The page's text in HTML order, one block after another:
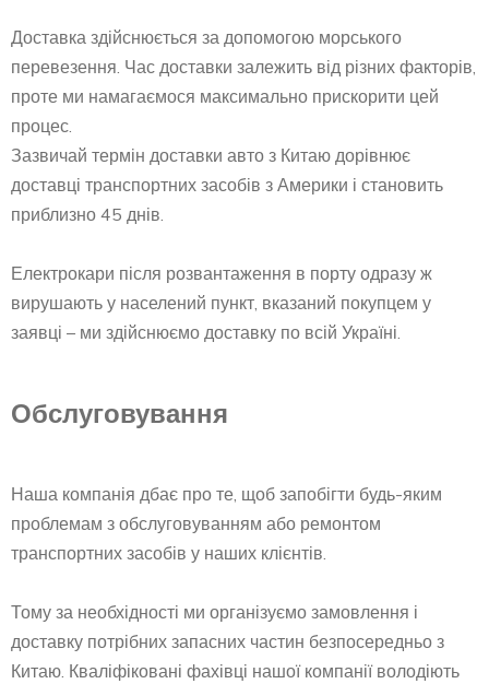
Доставка здійснюється за допомогою морського
перевезення. Час доставки залежить від різних факторів,
проте ми намагаємося максимально прискорити цей
процес.
Зазвичай термін доставки авто з Китаю дорівнює
доставці транспортних засобів з Америки і становить
приблизно 45 днів.
Електрокари після розвантаження в порту одразу ж
вирушають у населений пункт, вказаний покупцем у
заявці – ми здійснюємо доставку по всій Україні.
Обслуговування
Наша компанія дбає про те, щоб запобігти будь-яким
проблемам з обслуговуванням або ремонтом
транспортних засобів у наших клієнтів.
Тому за необхідності ми організуємо замовлення і
доставку потрібних запасних частин безпосередньо з
Китаю. Кваліфіковані фахівці нашої компанії володіють